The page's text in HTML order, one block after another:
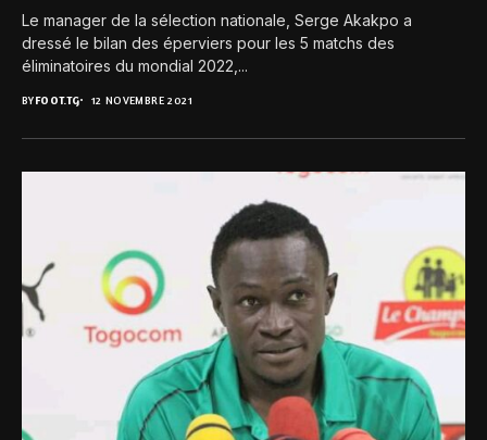
Le manager de la sélection nationale, Serge Akakpo a
dressé le bilan des éperviers pour les 5 matchs des
éliminatoires du mondial 2022,...
BYFOOT.TG 12 NOVEMBRE 2021